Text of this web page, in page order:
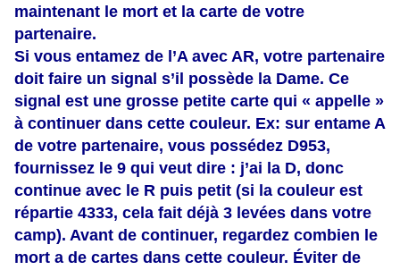
maintenant le mort et la carte de votre
partenaire.
Si vous entamez de l’A avec AR, votre partenaire
doit faire un signal s’il possède la Dame. Ce
signal est une grosse petite carte qui « appelle »
à continuer dans cette couleur. Ex: sur entame A
de votre partenaire, vous possédez D953,
fournissez le 9 qui veut dire : j’ai la D, donc
continue avec le R puis petit (si la couleur est
répartie 4333, cela fait déjà 3 levées dans votre
camp). Avant de continuer, regardez combien le
mort a de cartes dans cette couleur. Éviter de